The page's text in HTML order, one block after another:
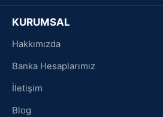
KURUMSAL
Hakkımızda
Banka Hesaplarımız
İletişim
Blog